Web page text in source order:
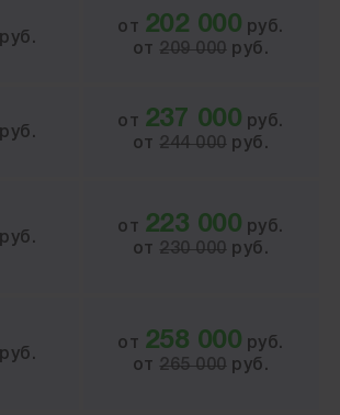
руб.
от 202 000 руб.
от 209 000 руб.
руб.
от 237 000 руб.
от 244 000 руб.
руб.
от 223 000 руб.
от 230 000 руб.
руб.
от 258 000 руб.
от 265 000 руб.